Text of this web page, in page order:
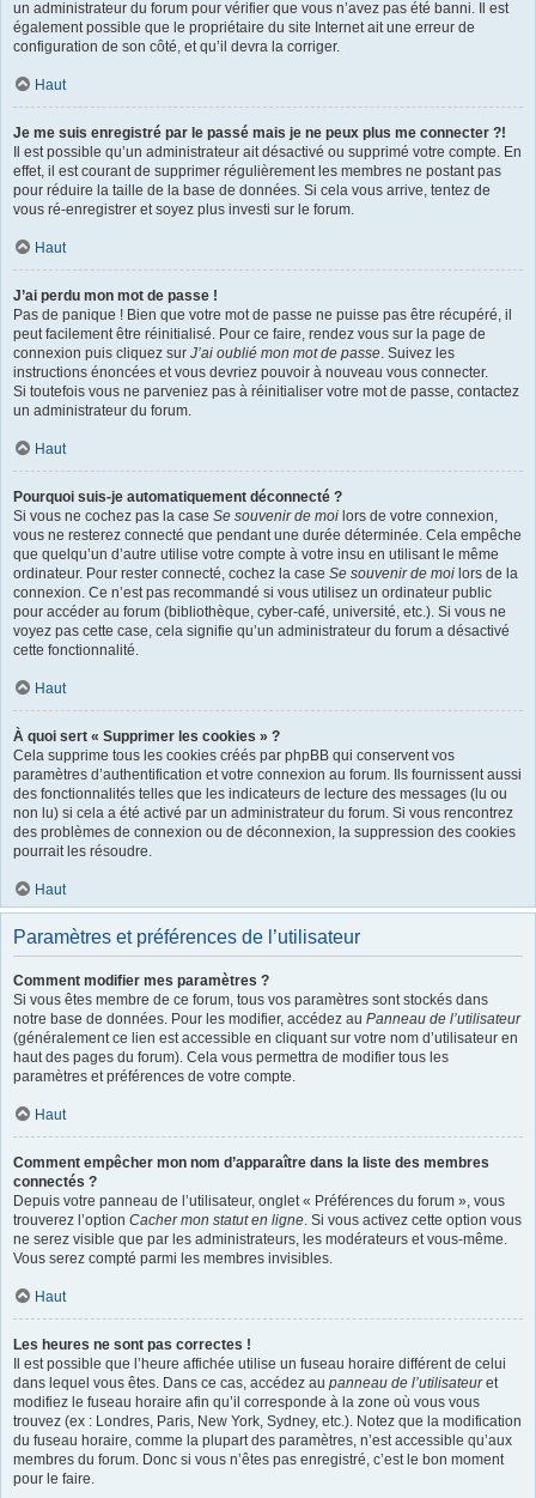
un administrateur du forum pour vérifier que vous n’avez pas été banni. Il est
également possible que le propriétaire du site Internet ait une erreur de
configuration de son côté, et qu’il devra la corriger.
Haut
Je me suis enregistré par le passé mais je ne peux plus me connecter ?!
Il est possible qu’un administrateur ait désactivé ou supprimé votre compte. En
effet, il est courant de supprimer régulièrement les membres ne postant pas
pour réduire la taille de la base de données. Si cela vous arrive, tentez de
vous ré-enregistrer et soyez plus investi sur le forum.
Haut
J’ai perdu mon mot de passe !
Pas de panique ! Bien que votre mot de passe ne puisse pas être récupéré, il
peut facilement être réinitialisé. Pour ce faire, rendez vous sur la page de
connexion puis cliquez sur J’ai oublié mon mot de passe. Suivez les
instructions énoncées et vous devriez pouvoir à nouveau vous connecter.
Si toutefois vous ne parveniez pas à réinitialiser votre mot de passe, contactez
un administrateur du forum.
Haut
Pourquoi suis-je automatiquement déconnecté ?
Si vous ne cochez pas la case Se souvenir de moi lors de votre connexion,
vous ne resterez connecté que pendant une durée déterminée. Cela empêche
que quelqu’un d’autre utilise votre compte à votre insu en utilisant le même
ordinateur. Pour rester connecté, cochez la case Se souvenir de moi lors de la
connexion. Ce n’est pas recommandé si vous utilisez un ordinateur public
pour accéder au forum (bibliothèque, cyber-café, université, etc.). Si vous ne
voyez pas cette case, cela signifie qu’un administrateur du forum a désactivé
cette fonctionnalité.
Haut
À quoi sert « Supprimer les cookies » ?
Cela supprime tous les cookies créés par phpBB qui conservent vos
paramètres d’authentification et votre connexion au forum. Ils fournissent aussi
des fonctionnalités telles que les indicateurs de lecture des messages (lu ou
non lu) si cela a été activé par un administrateur du forum. Si vous rencontrez
des problèmes de connexion ou de déconnexion, la suppression des cookies
pourrait les résoudre.
Haut
Paramètres et préférences de l’utilisateur
Comment modifier mes paramètres ?
Si vous êtes membre de ce forum, tous vos paramètres sont stockés dans
notre base de données. Pour les modifier, accédez au Panneau de l’utilisateur
(généralement ce lien est accessible en cliquant sur votre nom d’utilisateur en
haut des pages du forum). Cela vous permettra de modifier tous les
paramètres et préférences de votre compte.
Haut
Comment empêcher mon nom d’apparaître dans la liste des membres
connectés ?
Depuis votre panneau de l’utilisateur, onglet « Préférences du forum », vous
trouverez l’option Cacher mon statut en ligne. Si vous activez cette option vous
ne serez visible que par les administrateurs, les modérateurs et vous-même.
Vous serez compté parmi les membres invisibles.
Haut
Les heures ne sont pas correctes !
Il est possible que l’heure affichée utilise un fuseau horaire différent de celui
dans lequel vous êtes. Dans ce cas, accédez au panneau de l’utilisateuret
modifiez le fuseau horaire afin qu’il corresponde à la zone où vous vous
trouvez (ex : Londres, Paris, New York, Sydney, etc.). Notez que la modification
du fuseau horaire, comme la plupart des paramètres, n’est accessible qu’aux
membres du forum. Donc si vous n’êtes pas enregistré, c’est le bon moment
pour le faire.